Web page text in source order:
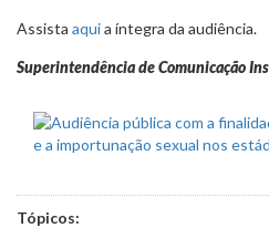
Assista aquia íntegra da audiência.
Superintendência de Comunicação
Tópicos: